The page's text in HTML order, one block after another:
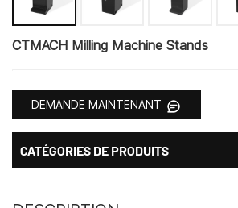
CTMACH Milling Machine Stands
DEMANDE MAINTENANT
CATÉGORIES DE PRODUITS